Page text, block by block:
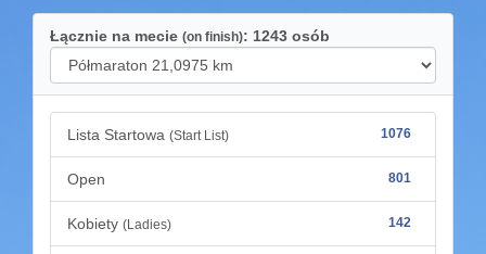
Łącznie na mecie (on finish): 1243 osób
Lista Startowa (Start List) 1076
Open 801
Kobiety (Ladies) 142